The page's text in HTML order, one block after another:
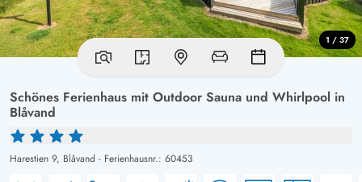
Schönes Ferienhaus mit Outdoor Sauna und Whirlpool in
Blåvand
Harestien 9, Blåvand - Ferienhausnr.: 60453
1 / 37